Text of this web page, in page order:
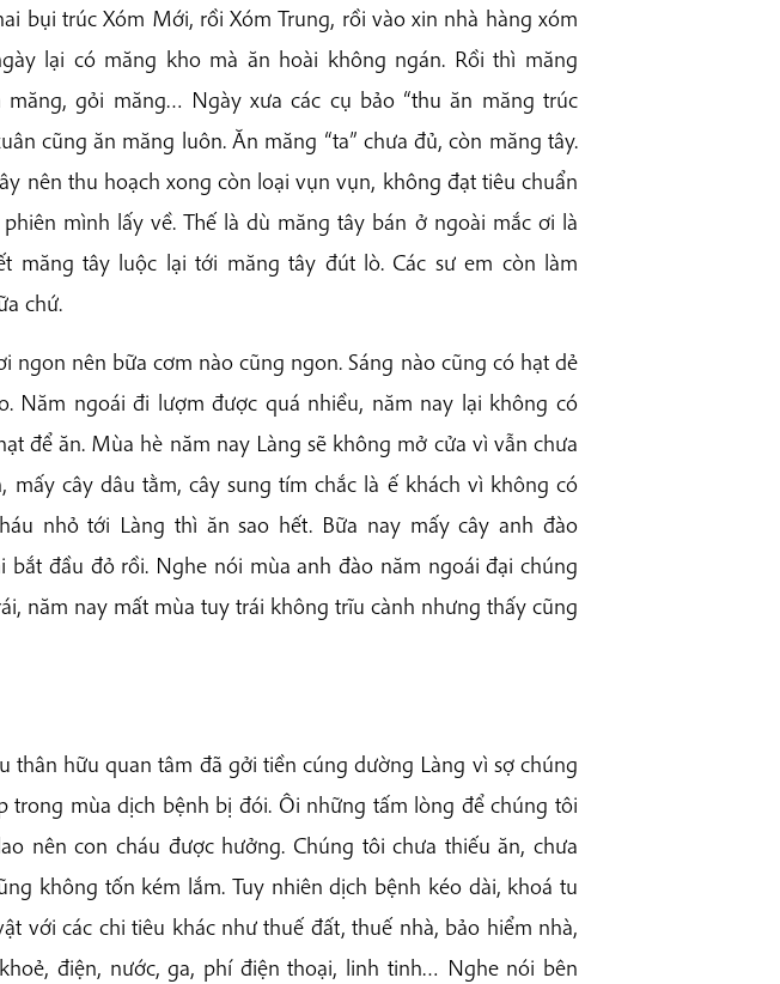
bụi trúc Xóm Mới, rồi Xóm Trung, rồi vào xin nhà hàng xóm
lại có măng kho mà ăn hoài không ngán. Rồi thì măng
gỏi măng… Ngày xưa các cụ bảo “thu ăn măng trúc
cũng ăn măng luôn. Ăn măng “ta” chưa đủ, còn măng tây.
nên thu hoạch xong còn loại vụn vụn, không đạt tiêu chuẩn
mình lấy về. Thế là dù măng tây bán ở ngoài mắc ơi là
măng tây luộc lại tới măng tây đút lò. Các sư em còn làm
chứ.
ngon nên bữa cơm nào cũng ngon. Sáng nào cũng có hạt dẻ
Năm ngoái đi lượm được quá nhiều, năm nay lại không có
để ăn. Mùa hè năm nay Làng sẽ không mở cửa vì vẫn chưa
mấy cây dâu tằm, cây sung tím chắc là ế khách vì không có
nhỏ tới Làng thì ăn sao hết. Bữa nay mấy cây anh đào
bắt đầu đỏ rồi. Nghe nói mùa anh đào năm ngoái đại chúng
năm nay mất mùa tuy trái không trĩu cành nhưng thấy cũng
thân hữu quan tâm đã gởi tiền cúng dường Làng vì sợ chúng
trong mùa dịch bệnh bị đói. Ôi những tấm lòng để chúng tôi
nên con cháu được hưởng. Chúng tôi chưa thiếu ăn, chưa
không tốn kém lắm. Tuy nhiên dịch bệnh kéo dài, khoá tu
với các chi tiêu khác như thuế đất, thuế nhà, bảo hiểm nhà,
điện, nước, ga, phí điện thoại, linh tinh… Nghe nói bên